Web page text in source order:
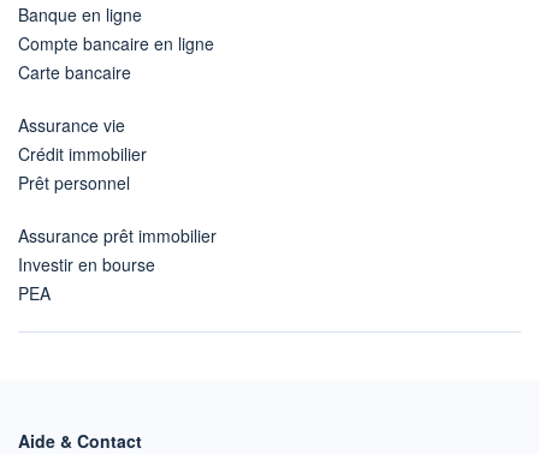
Banque en ligne
Compte bancaire en ligne
Carte bancaire
Assurance vie
Crédit immobilier
Prêt personnel
Assurance prêt immobilier
Investir en bourse
PEA
Aide & Contact